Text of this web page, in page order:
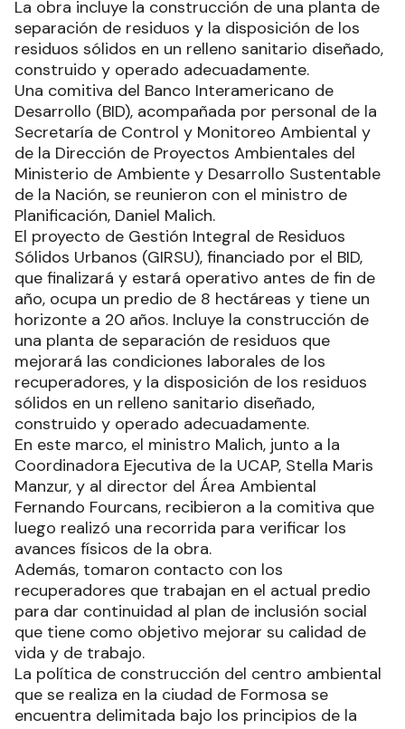
La obra incluye la construcción de una planta de
separación de residuos y la disposición de los
residuos sólidos en un relleno sanitario diseñado,
construido y operado adecuadamente.
Una comitiva del Banco Interamericano de
Desarrollo (BID), acompañada por personal de la
Secretaría de Control y Monitoreo Ambiental y
de la Dirección de Proyectos Ambientales del
Ministerio de Ambiente y Desarrollo Sustentable
de la Nación, se reunieron con el ministro de
Planificación, Daniel Malich.
El proyecto de Gestión Integral de Residuos
Sólidos Urbanos (GIRSU), financiado por el BID,
que finalizará y estará operativo antes de fin de
año, ocupa un predio de 8 hectáreas y tiene un
horizonte a 20 años. Incluye la construcción de
una planta de separación de residuos que
mejorará las condiciones laborales de los
recuperadores, y la disposición de los residuos
sólidos en un relleno sanitario diseñado,
construido y operado adecuadamente.
En este marco, el ministro Malich, junto a la
Coordinadora Ejecutiva de la UCAP, Stella Maris
Manzur, y al director del Área Ambiental
Fernando Fourcans, recibieron a la comitiva que
luego realizó una recorrida para verificar los
avances físicos de la obra.
Además, tomaron contacto con los
recuperadores que trabajan en el actual predio
para dar continuidad al plan de inclusión social
que tiene como objetivo mejorar su calidad de
vida y de trabajo.
La política de construcción del centro ambiental
que se realiza en la ciudad de Formosa se
encuentra delimitada bajo los principios de la